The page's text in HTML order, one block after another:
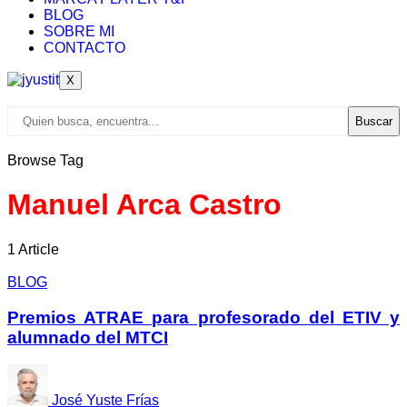
BLOG
SOBRE MI
CONTACTO
X
Buscar
Browse Tag
Manuel Arca Castro
1 Article
BLOG
Premios ATRAE para profesorado del ETIV y
alumnado del MTCI
José Yuste Frías